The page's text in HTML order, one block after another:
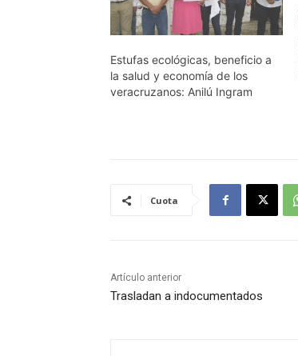
Estufas ecológicas, beneficio a
la salud y economía de los
veracruzanos: Anilú Ingram
Cuota
Artículo anterior
Trasladan a indocumentados